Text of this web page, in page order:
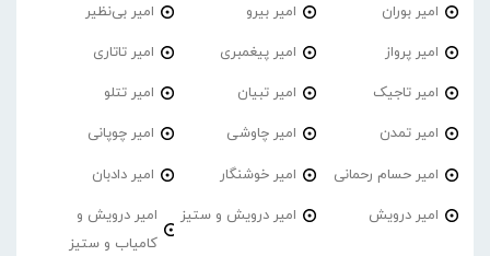
امیر‌ بوران امیر بیرو امیر بی‌نظیر
امیر پرواز امیر پیغمبری امیر تاتاری
امیر تاجیک امیر تبیان امیر تتلو
امیر تمدن امیر چاوشی امیر چوپانی
امیر حسام رحمانی امیر خوشنگار امیر دادبان
امیر درویش امیر درویش و ستیز
امیر درویش و
کامیاب و ستیز